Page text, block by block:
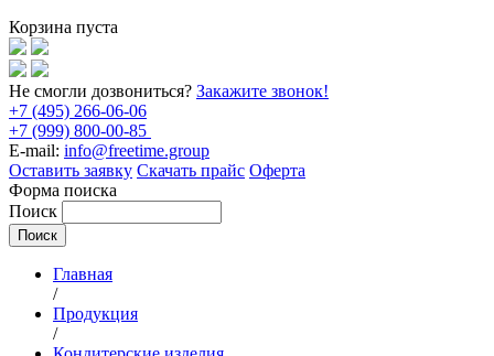
Корзина пуста
Не смогли дозвониться? Закажите звонок!
+7 (495) 266-06-06
+7 (999) 800-00-85
E-mail: info@freetime.group
Оставить заявку Скачать прайс Оферта
Форма поиска
Поиск
Главная
/
Продукция
/